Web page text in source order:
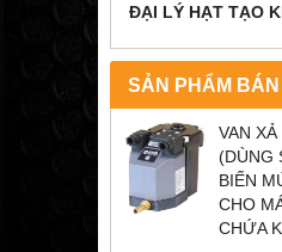
ĐẠI LÝ HẠT TẠO
SẢN PHẨM
VAN
(DÙNG
BIẾN
CHO
CHỨA